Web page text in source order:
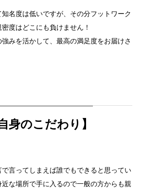
名度は低いですが、その分フットワーク
度はどこにも負けません！
みを活かして、最高の満足度をお届けさ
身のこだわり】
言ってしまえば誰でもできると思ってい
な場所で手に入るので一般の方からも親